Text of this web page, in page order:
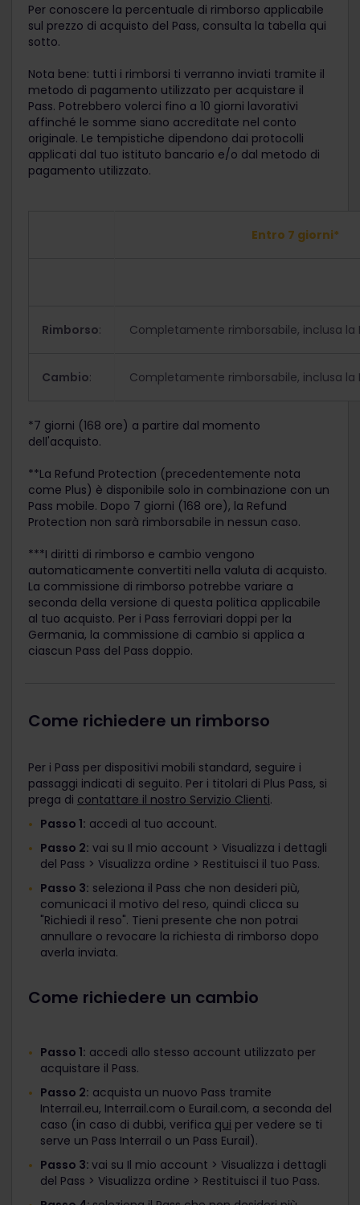
Per conoscere la percentuale di rimborso applicabile
sul prezzo di acquisto del Pass, consulta la tabella qui
sotto.
Nota bene: tutti i rimborsi ti verranno inviati tramite il
metodo di pagamento utilizzato per acquistare il
Pass. Potrebbero volerci fino a 10 giorni lavorativi
affinché le somme siano accreditate nel conto
originale. Le tempistiche dipendono dai protocolli
applicati dal tuo istituto bancario e/o dal metodo di
pagamento utilizzato.
Entro 7 giorni*
Rimborso: Completamente rimborsabile, inclusa la
Cambio: Completamente rimborsabile, inclusa la
*7 giorni (168 ore) a partire dal momento
dell'acquisto.
**La Refund Protection (precedentemente nota
come Plus) è disponibile solo in combinazione con un
Pass mobile. Dopo 7 giorni (168 ore), la Refund
Protection non sarà rimborsabile in nessun caso.
***I diritti di rimborso e cambio vengono
automaticamente convertiti nella valuta di acquisto.
La commissione di rimborso potrebbe variare a
seconda della versione di questa politica applicabile
al tuo acquisto. Per i Pass ferroviari doppi per la
Germania, la commissione di cambio si applica a
ciascun Pass del Pass doppio.
Come richiedere un rimborso
Per i Pass per dispositivi mobili standard, seguire i
passaggi indicati di seguito. Per i titolari di Plus Pass, si
prega di contattare il nostro Servizio Clienti.
Passo 1: accedi al tuo account.
Passo 2: vai su Il mio account > Visualizza i dettagli
del Pass > Visualizza ordine > Restituisci il tuo Pass.
Passo 3: seleziona il Pass che non desideri più,
comunicaci il motivo del reso, quindi clicca su
"Richiedi il reso". Tieni presente che non potrai
annullare o revocare la richiesta di rimborso dopo
averla inviata.
Come richiedere un cambio
Passo 1: accedi allo stesso account utilizzato per
acquistare il Pass.
Passo 2: acquista un nuovo Pass tramite
Interrail.eu, Interrail.com o Eurail.com, a seconda del
caso (in caso di dubbi, verifica qui per vedere se ti
serve un Pass Interrail o un Pass Eurail).
Passo 3: vai su Il mio account > Visualizza i dettagli
del Pass > Visualizza ordine > Restituisci il tuo Pass.